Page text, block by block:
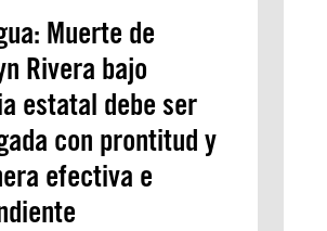
Muerte de
Rivera bajo
estatal debe ser
con prontitud y
efectiva e